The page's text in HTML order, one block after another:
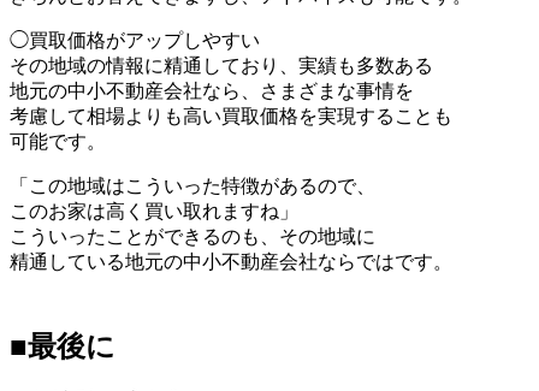
◯買取価格がアップしやすい
その地域の情報に精通しており、実績も多数ある
地元の中小不動産会社なら、さまざまな事情を
考慮して相場よりも高い買取価格を実現することも
可能です。
「この地域はこういった特徴があるので、
このお家は高く買い取れますね」
こういったことができるのも、その地域に
精通している地元の中小不動産会社ならではです。
■最後に